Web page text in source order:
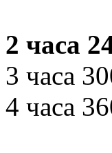
2 часа
3 часа
4 часа